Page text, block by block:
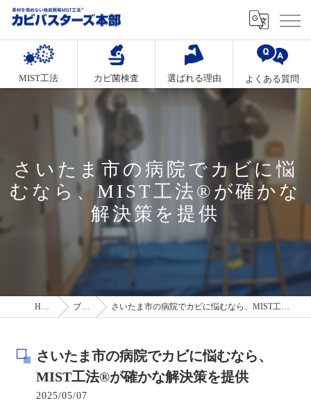
MIST工法 カビ菌検査 選ばれる理由 よくある質問
さいたま市の病院でカビに悩
むなら、MIST工法®が確かな
解決策を提供
HOME ブログ さいたま市の病院でカビに悩むなら、MIST工法®が確かな解決策を提供
さいたま市の病院でカビに悩むなら、
MIST工法®が確かな解決策を提供
2025/05/07